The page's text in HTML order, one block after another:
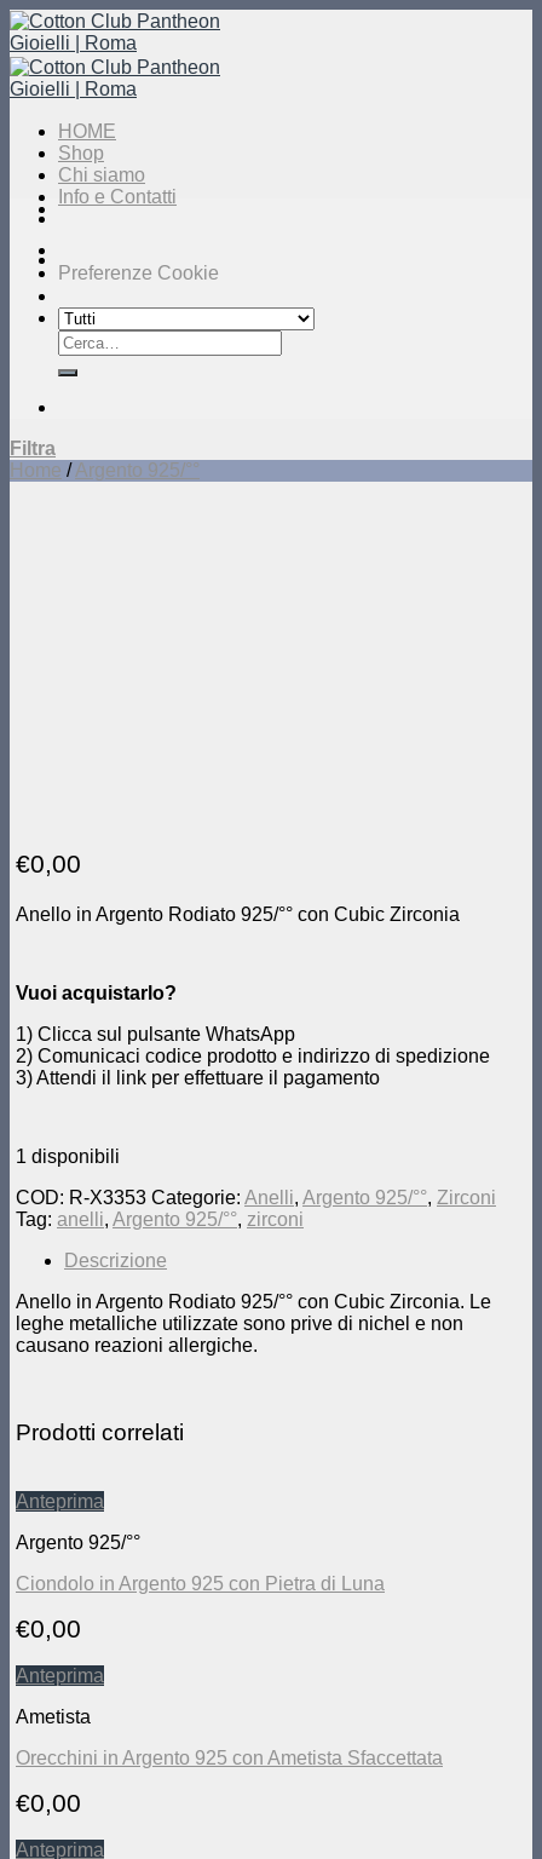
Salta
ai
contenuti
HOME
Shop
Chi siamo
Info e Contatti
Preferenze Cookie
Cerca:
Filtra
Home / Argento 925/°°
€0,00
Anello in Argento Rodiato 925/°° con Cubic Zirconia
Vuoi acquistarlo?
1) Clicca sul pulsante WhatsApp
2) Comunicaci codice prodotto e indirizzo di spedizione
3) Attendi il link per effettuare il pagamento
1 disponibili
COD: R-X3353 Categorie: Anelli, Argento 925/°°, Zirconi
Tag: anelli, Argento 925/°°, zirconi
Descrizione
Anello in Argento Rodiato 925/°° con Cubic Zirconia. Le
leghe metalliche utilizzate sono prive di nichel e non
causano reazioni allergiche.
Prodotti correlati
Anteprima
Argento 925/°°
Ciondolo in Argento 925 con Pietra di Luna
€0,00
Anteprima
Ametista
Orecchini in Argento 925 con Ametista Sfaccettata
€0,00
Anteprima